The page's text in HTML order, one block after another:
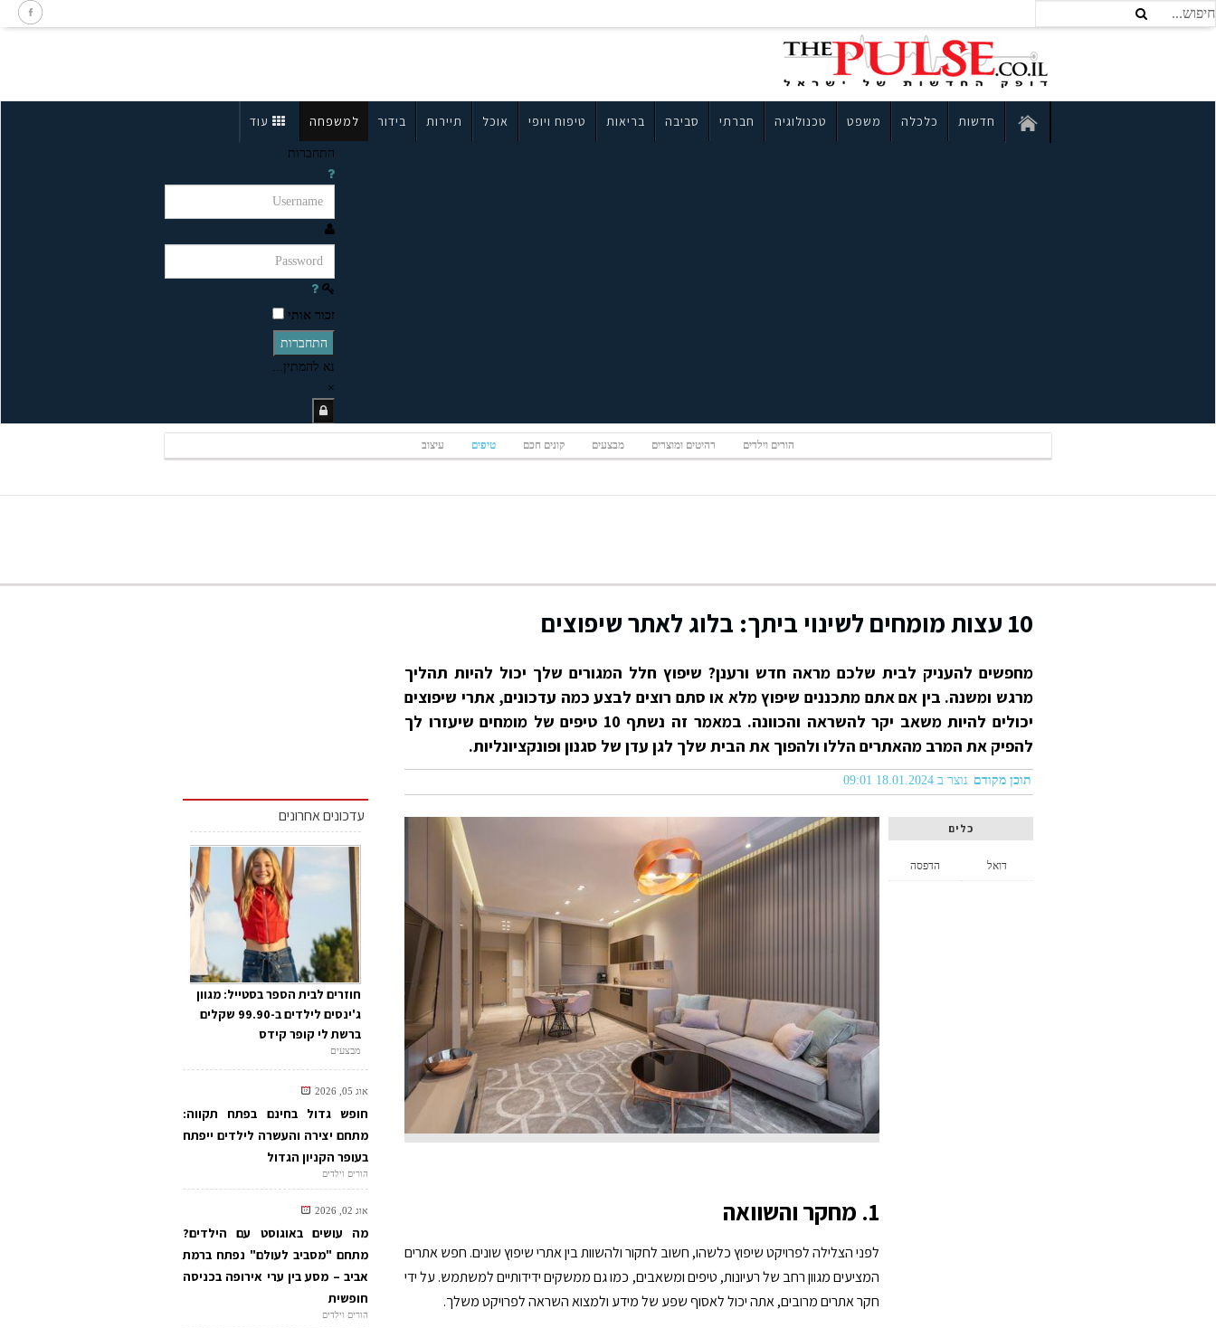
חדשות כלכלה משפט טכנולוגיה חברתי סביבה בריאות טיפוח ויופי אוכל תיירות בידור למשפחה עוד
התחברות
זכור אותי
התחברות
נא להמתין...
×
הורים וילדים רהיטים ומוצרים מבצעים קונים חכם טיפים עיצוב
10 עצות מומחים לשינוי ביתך: בלוג לאתר שיפוצים
מחפשים להעניק לבית שלכם מראה חדש ורענן? שיפוץ חלל המגורים שלך יכול להיות תהליך
מרגש ומשנה. בין אם אתם מתכננים שיפוץ מלא או סתם רוצים לבצע כמה עדכונים, אתרי שיפוצים
יכולים להיות משאב יקר להשראה והכוונה. במאמר זה נשתף 10 טיפים של מומחים שיעזרו לך
להפיק את המרב מהאתרים הללו ולהפוך את הבית שלך לגן עדן של סגנון ופונקציונליות.
תוכן מקודם נוצר ב 18.01.2024 09:01
כלים
הדפסה דואל
1. מחקר והשוואה
לפני הצלילה לפרויקט שיפוץ כלשהו, חשוב לחקור ולהשוות בין אתרי שיפוץ שונים. חפש אתרים
המציעים מגוון רחב של רעיונות, טיפים ומשאבים, כמו גם ממשקים ידידותיים למשתמש. על ידי
חקר אתרים מרובים, אתה יכול לאסוף שפע של מידע ולמצוא השראה לפרויקט משלך.
עדכונים אחרונים
חוזרים לבית הספר בסטייל: מגוון
ג'ינסים לילדים ב-99.90 שקלים
ברשת לי קופר קידס
מבצעים
אוג 05, 2026
חופש גדול בחינם בפתח תקווה:
מתחם יצירה והעשרה לילדים ייפתח
בעופר הקניון הגדול
הורים וילדים
אוג 02, 2026
מה עושים באוגוסט עם הילדים?
מתחם "מסביב לעולם" נפתח ברמת
אביב – מסע בין ערי אירופה בכניסה
חופשית
הורים וילדים